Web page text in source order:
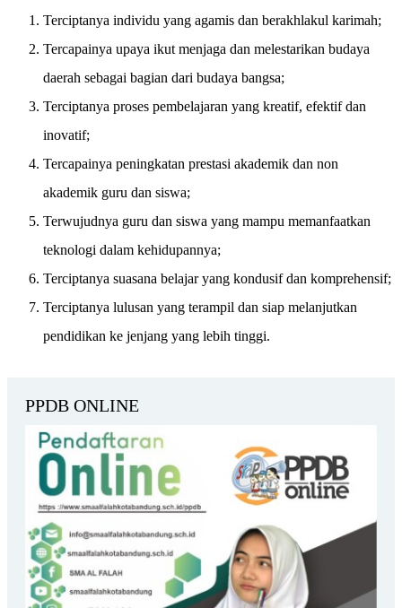
Terciptanya individu yang agamis dan berakhlakul karimah;
Tercapainya upaya ikut menjaga dan melestarikan budaya
daerah sebagai bagian dari budaya bangsa;
Terciptanya proses pembelajaran yang kreatif, efektif dan
inovatif;
Tercapainya peningkatan prestasi akademik dan non
akademik guru dan siswa;
Terwujudnya guru dan siswa yang mampu memanfaatkan
teknologi dalam kehidupannya;
Terciptanya suasana belajar yang kondusif dan komprehensif;
Terciptanya lulusan yang terampil dan siap melanjutkan
pendidikan ke jenjang yang lebih tinggi.
PPDB ONLINE